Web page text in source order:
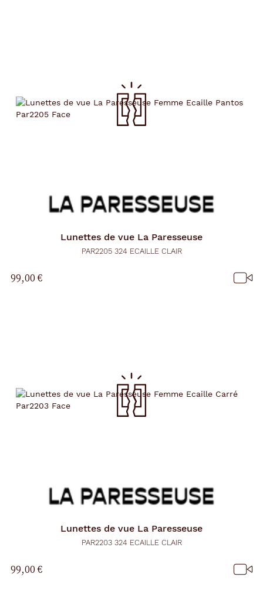
Lunettes de vue La Paresseuse
PAR2205 324 ECAILLE CLAIR
99,00 €
Lunettes de vue La Paresseuse
PAR2203 324 ECAILLE CLAIR
99,00 €